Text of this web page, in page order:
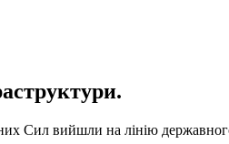
Сил вийшли на лінію